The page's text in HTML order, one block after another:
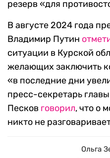
резерв «для
В августе 2024 года
Владимир Путин
ситуации в Курской
желающих заключить
«в последние дни
пресс-секретарь
Песков говорил, что о
никто не
Ольга